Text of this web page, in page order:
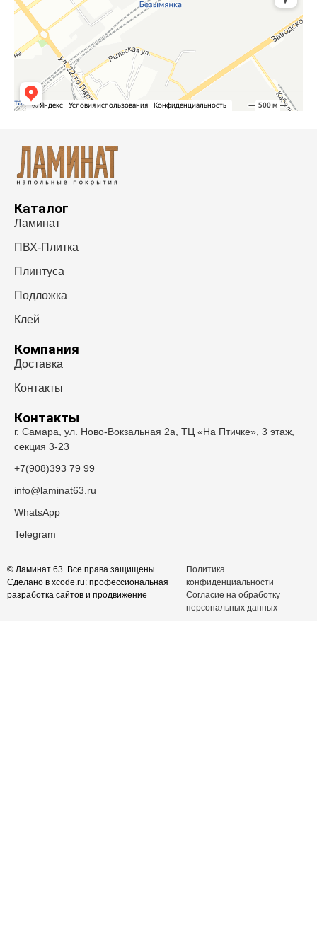
Каталог
Ламинат
ПВХ-Плитка
Плинтуса
Подложка
Клей
Компания
Доставка
Контакты
Контакты
г. Самара, ул. Ново-Вокзальная 2а, ТЦ «На Птичке», 3 этаж,
секция 3-23
+7(908)393 79 99
info@laminat63.ru
WhatsApp
Telegram
© Ламинат 63. Все права защищены.
Сделано в xcode.ru: профессиональная
разработка сайтов и продвижение
Политика
конфиденциальности
Согласие на обработку
персональных данных